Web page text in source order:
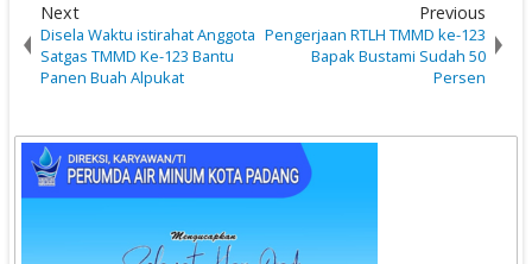
Next
Disela Waktu istirahat Anggota
Satgas TMMD Ke-123 Bantu
Panen Buah Alpukat
Previous
Pengerjaan RTLH TMMD ke-123
Bapak Bustami Sudah 50
Persen